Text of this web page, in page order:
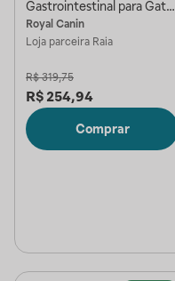
Gastrointestinal para Gatos
Adultos 4,0Kg
Royal Canin
Loja parceira Raia
R$ 319,75
R$ 254,94
Comprar